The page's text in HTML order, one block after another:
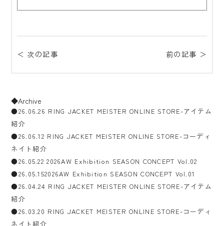
＜ 次の記事 前の記事 ＞
◆Archive
●26.06.26 RING JACKET MEISTER ONLINE STORE-アイテム
紹介
●26.06.12 RING JACKET MEISTER ONLINE STORE-コーディ
ネイト紹介
●26.05.22 2026AW Exhibition SEASON CONCEPT Vol.02
●26.05.152026AW Exhibition SEASON CONCEPT Vol.01
●26.04.24 RING JACKET MEISTER ONLINE STORE-アイテム
紹介
●26.03.20 RING JACKET MEISTER ONLINE STORE-コーディ
ネイト紹介